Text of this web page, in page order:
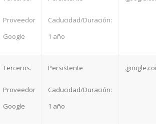
Proveedor
Google
Caducidad/Duración:
1 año
Terceros.
Proveedor
Google
Persistente
Caducidad/Duración:
1 año